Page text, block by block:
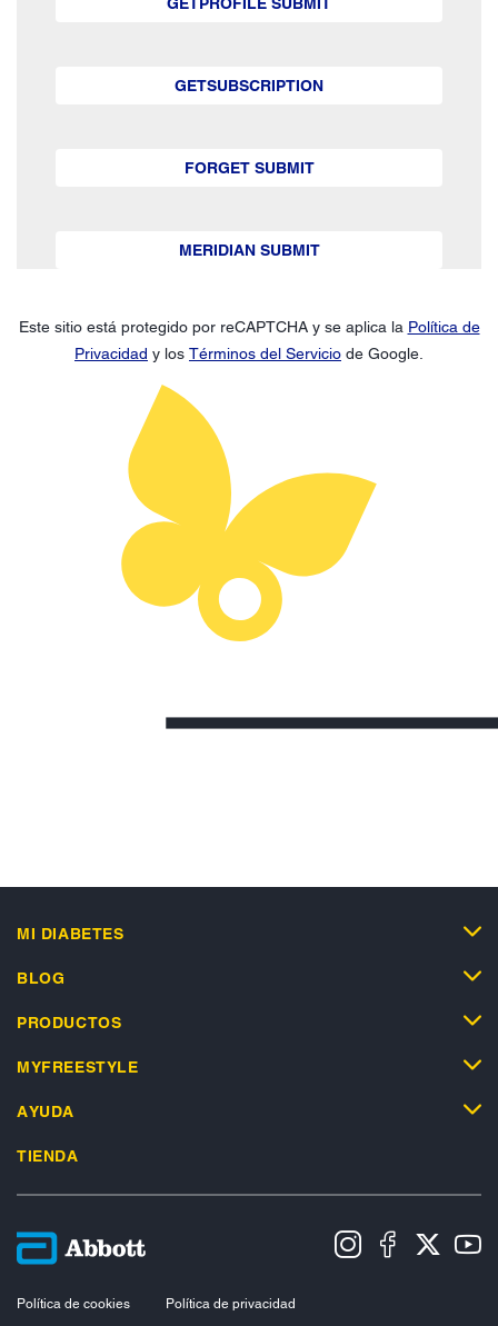
GETSUBSCRIPTION
FORGET SUBMIT
MERIDIAN SUBMIT
Este sitio está protegido por reCAPTCHA y se aplica la Política de
Privacidad y los Términos del Servicio de Google.
MI DIABETES
BLOG
PRODUCTOS
MYFREESTYLE
AYUDA
TIENDA
Política de cookies
Política de privacidad